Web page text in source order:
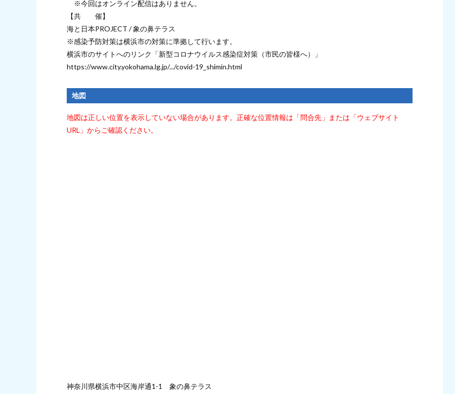
※今回はオンライン配信はありません。
【共 催】
海と日本PROJECT / 象の鼻テラス
※感染予防対策は横浜市の対策に準拠して行います。
横浜市のサイトへのリンク「新型コロナウイルス感染症対策（市民の皆様へ）」
https://www.city.yokohama.lg.jp/.../covid-19_shimin.html
地図
地図は正しい位置を表示していない場合があります。正確な位置情報は「問合先」または「ウェブサイト
URL」からご確認ください。
神奈川県横浜市中区海岸通1-1 象の鼻テラス